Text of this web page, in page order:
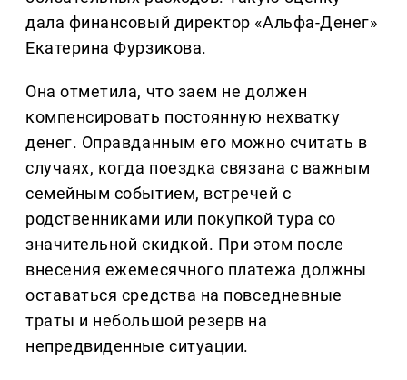
дала финансовый директор «Альфа-Денег»
Екатерина Фурзикова.
Она отметила, что заем не должен
компенсировать постоянную нехватку
денег. Оправданным его можно считать в
случаях, когда поездка связана с важным
семейным событием, встречей с
родственниками или покупкой тура со
значительной скидкой. При этом после
внесения ежемесячного платежа должны
оставаться средства на повседневные
траты и небольшой резерв на
непредвиденные ситуации.